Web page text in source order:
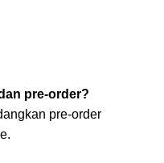
pre-order?
pre-order